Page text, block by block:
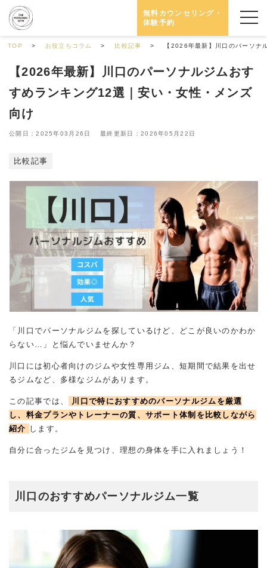
無料カウンセリング・
体験予約
TOP お役立ちコラム 比較記事 【2026年最新】川口のパーソナ
【2026年最新】川口のパーソナルジムおす
すめランキング12選｜安い・女性・メンズ
向け
公開日：2025年03月26日 最終更新日：2026年05月22日
比較記事
「川口でパーソナルジムを探しているけど、どこが良いのかわか
らない…」と悩んでいませんか？
川口には初心者向けのジムや女性専用ジム、短期間で結果を出せ
るジムなど、多様なジムがあります。
この記事では、
川口で特におすすめのパーソナルジムを厳選
し、料金プランやトレーナーの質、サポート体制を比較しながら
紹介 します。
自分に合ったジムを見つけ、理想の身体を手に入れましょう！
川口のおすすめパーソナルジム一覧